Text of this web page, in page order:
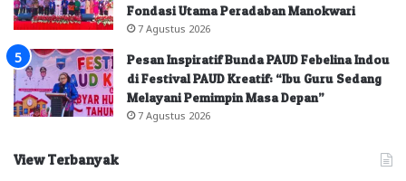
Fondasi Utama Peradaban Manokwari
7 Agustus 2026
Pesan Inspiratif Bunda PAUD Febelina Indou
di Festival PAUD Kreatif: “Ibu Guru Sedang
Melayani Pemimpin Masa Depan”
7 Agustus 2026
View Terbanyak